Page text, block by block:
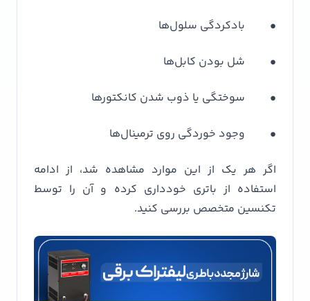
• بادکردگی سلول‌ها
• شل بودن کابل‌ها
• سوختگی یا ذوب شدن کانکتورها
• وجود خوردگی روی ترمینال‌ها
اگر هر یک از این موارد مشاهده شد، از ادامه
استفاده از باتری خودداری کرده و آن را توسط
تکنسین متخصص بررسی کنید.